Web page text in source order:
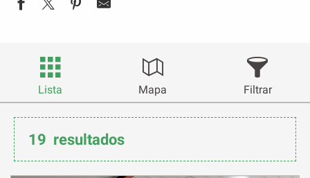
Lista Mapa Filtrar
19 resultados